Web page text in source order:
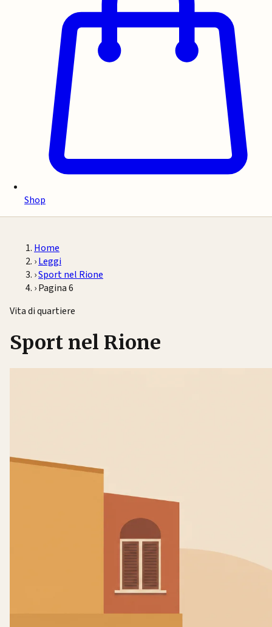
Shop
Home
›Leggi
›Sport nel Rione
›Pagina 6
Vita di quartiere
Sport nel Rione